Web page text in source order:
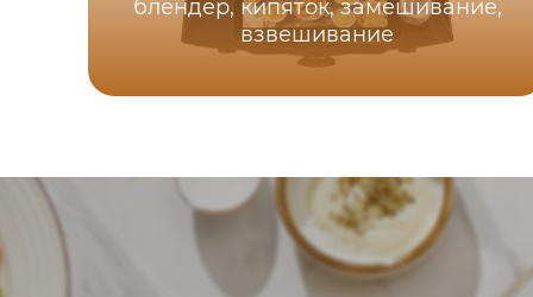
блендер, кипяток, замешивание,
взвешивание